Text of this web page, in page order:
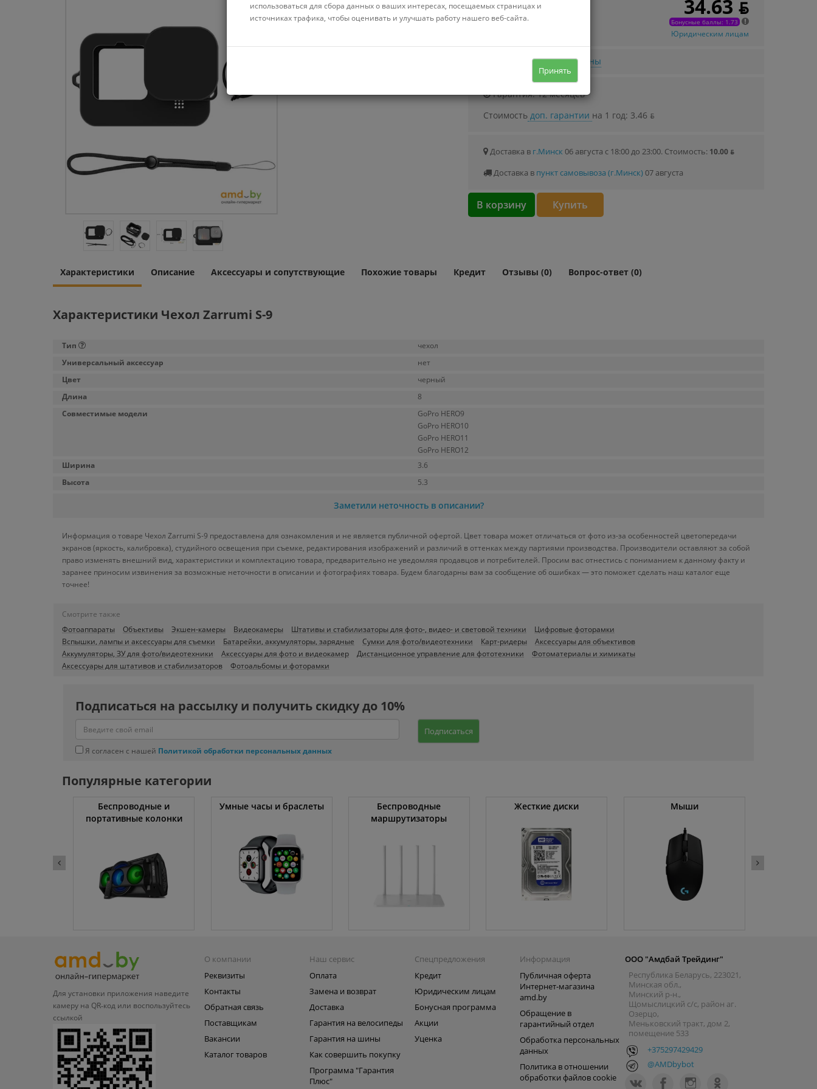
Можно купить в кредит
Стоимость от 0.54 ƃ/мec.
34.63 ƃ
Бонусные баллы: 1.73
Юридическим лицам
Узнать о снижении цены
Гарантия: 12 месяцев
Стоимостьдоп. гарантии на 1 год: 3.46 ƃ
Доставка в г.Минск 06 августа с 18:00 до 23:00. Стоимость: 10.00 ƃ
Доставка в пункт самовывоза (г.Минск)07 августа
В корзину Купить
Характеристики Описание Аксессуары и сопутствующие Похожие товары Кредит Отзывы (0) Вопрос-ответ (0)
Характеристики Чехол Zarrumi S-9
Тип
чехол
Универсальный аксессуар
нет
Цвет
черный
Длина
8
Совместимые модели
GoPro HERO9
GoPro HERO10
GoPro HERO11
GoPro HERO12
Ширина
3.6
Высота
5.3
Заметили неточность в описании?
Информация о товаре Чехол Zarrumi S-9 предоставлена для ознакомления и не является публичной офертой. Цвет товара может отличаться от фото из-за особенностей цветопередачи
экранов (яркость, калибровка), студийного освещения при съемке, редактирования изображений и различий в оттенках между партиями производства. Производители оставляют за собой
право изменять внешний вид, характеристики и комплектацию товара, предварительно не уведомляя продавцов и потребителей. Просим вас отнестись с пониманием к данному факту и
заранее приносим извинения за возможные неточности в описании и фотографиях товара. Будем благодарны вам за сообщение об ошибках — это поможет сделать наш каталог еще
точнее!
Смотрите также
Фотоаппараты
Объективы Экшен-камеры Видеокамеры Штативы и стабилизаторы для фото-, видео- и световой техники
Цифровые фоторамки
Вспышки, лампы и аксессуары для съемки
Батарейки, аккумуляторы, зарядные Сумки для фото/видеотехники Карт-ридеры
Аксессуары для объективов
Аккумуляторы, ЗУ для фото/видеотехники
Аксессуары для фото и видеокамер Дистанционное управление для фототехники
Фотоматериалы и химикаты
Аксессуары для штативов и стабилизаторов
Фотоальбомы и фоторамки
Подписаться на рассылку и получить скидку до 10%
Подписаться
Я согласен с нашей Политикой обработки персональных данных
Популярные категории
Беспроводные и
портативные колонки
Умные часы и браслеты
Беспроводные
маршрутизаторы
Жесткие диски Мыши
использоваться для сбора данных о ваших интересах, посещаемых страницах и
источниках трафика, чтобы оценивать и улучшать работу нашего веб-сайта.
Принять
Для установки приложения наведите
камеру на QR‑код или воспользуйтесь
ссылкой
О компании
Реквизиты
Контакты
Обратная связь
Поставщикам
Вакансии
Каталог товаров
Наш сервис
Оплата
Замена и возврат
Доставка
Гарантия на велосипеды
Гарантия на шины
Как совершить покупку
Программа "Гарантия
Плюс"
Спецпредложения
Кредит
Юридическим лицам
Бонусная программа
Акции
Уценка
Информация
Публичная оферта
Интернет-магазина
amd.by
Обращение в
гарантийный отдел
Обработка персональных
данных
Политика в отношении
обработки файлов cookie
ООО "Амдбай Трейдинг"
Республика Беларусь, 223021,
Минская обл.,
Минский р-н.,
Щомыслицкий с/с, район аг.
Озерцо,
Меньковский тракт, дом 2,
помещение 533
+375297429429
@AMDbybot